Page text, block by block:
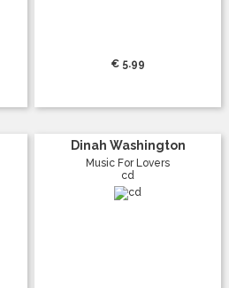
€ 5.99
Dinah Washington
Music For Lovers
cd